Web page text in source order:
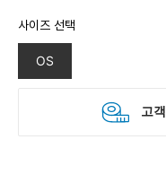
사이즈 선택
OS